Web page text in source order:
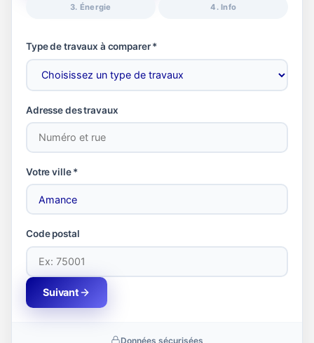
3. Énergie 4. Info
Type de travaux à comparer *
Adresse des travaux
Votre ville *
Code postal
Suivant
Données sécurisées